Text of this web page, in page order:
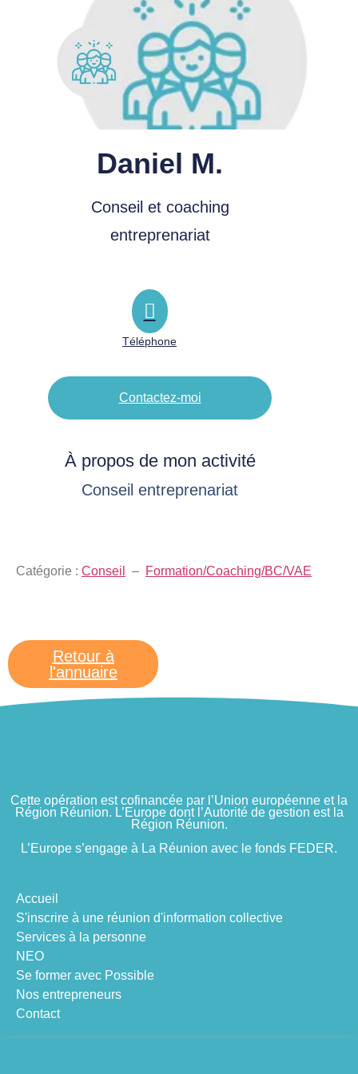
Daniel M.
Conseil et coaching
entreprenariat
Téléphone
Contactez-moi
À propos de mon activité
Conseil entreprenariat
Catégorie : Conseil – Formation/Coaching/BC/VAE
Retour à
l'annuaire
Cette opération est cofinancée par l’Union européenne et la
Région Réunion. L’Europe dont l’Autorité de gestion est la
Région Réunion.
L’Europe s’engage à La Réunion avec le fonds FEDER.
Accueil
S'inscrire à une réunion d'information collective
Services à la personne
NEO
Se former avec Possible
Nos entrepreneurs
Contact